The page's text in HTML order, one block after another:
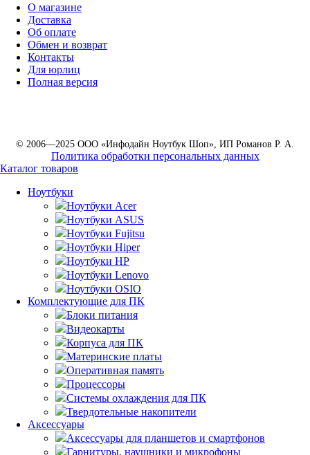
О магазине
Доставка
Об оплате
Обмен и возврат
Контакты
Для юрлиц
Полная версия
© 2006—2025 ООО «Инфодайн Ноутбук Шоп», ИП Романов Р. А.
Политика обработки персональных данных
Каталог товаров
Ноутбуки
Ноутбуки Acer
Ноутбуки ASUS
Ноутбуки Fujitsu
Ноутбуки Hiper
Ноутбуки HP
Ноутбуки Lenovo
Ноутбуки OSIO
Комплектующие для ПК
Блоки питания
Видеокарты
Корпуса для ПК
Материнские платы
Оперативная память
Процессоры
Системы охлаждения для ПК
Твердотельные накопители
Аксессуары
Аксессуары для планшетов и смартфонов
Гарнитуры, наушники и микрофоны